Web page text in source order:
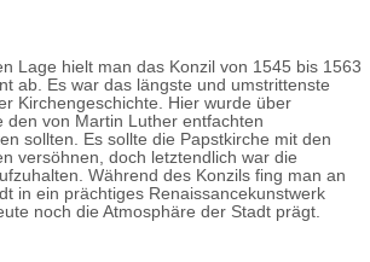
Lage hielt man das Konzil von 1545 bis 1563
ab. Es war das längste und umstrittenste
Kirchengeschichte. Hier wurde über
den von Martin Luther entfachten
sollten. Es sollte die Papstkirche mit den
versöhnen, doch letztendlich war die
Während des Konzils fing man an
in ein prächtiges Renaissancekunstwerk
noch die Atmosphäre der Stadt prägt.